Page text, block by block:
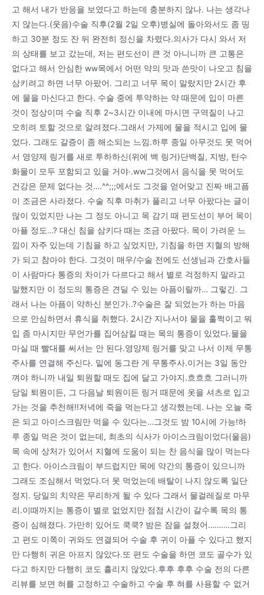
고 해서 내가 반응을 보였다고 하는데 충분하지 않나. 나는 생각나
지 않는다.(웃음)수술 직후(2월 2일 오후)병실에 돌아와서도 좀 띵
하고 30분 정도 잔 뒤 완전히 정신을 차렸다.의사가 다시 와서 저
의 상태를 보고 갔는데, 저는 편도선이 큰 것 아니니까 큰 고통은
없다고 해서 안심한 ww목에서 어떤 약의 맛과 쓴맛이 나오고 침을
삼키려고 하면 너무 아팠어. 그리고 너무 목이 말랐지만 2시간 후
에 물을 마신다고 한다. 수술 중에 투약하는 약 때문에 입이 마른
것이 정상이며 수술 직후 2~3시간 이내에 마시면 구역질이 나고
오히려 토할 것으로 알려졌다.그래서 가제에 물을 적시고 입에 물
었다. 그래도 갈증이 좀 해소되는 느낌.하루 종일 아무것도 못 먹어
서 영양제 링거를 새로 투하하신(위에 백 링거)단백질, 지방, 탄수
화물이 모두 포함되고 있을 거야·.ww그것에서 음식을 못 먹어도
건강은 문제 없다는 것….^^;;;에서도 그것을 얻어맞고 진짜 배고픔
이 조금은 사라졌다. 수술 직후 마취가 풀리고 너무 아팠다는 글이
많이 있었지만 나는 그 정도 아니고 목 감기 때 편도선이 부어 목이
아플 정도…? 대신 침을 삼키다 때는 조금 아팠다. 목이 가려운 느
낌이 자주 있는데 기침을 하고 싶었지만, 기침을 하면 지혈의 방해
가 되고 참아야 한다. 그것이 매우/수술 전에도 선생님과 간호사들
이 사람마다 통증의 차이가 다르다고 해서 별로 걱정하지 말라고
말했지만 이 정도의 통증은 견딜 수 있는 아픔이랄까… 그렇긴. 그
래서 나는 아픔이 약하신 분인가..?수술은 잘 되었는가 하는 마음
으로 안심하면서 휴식을 취했다. 2시간 지나서야 물을 훌쩍이고 뭐
입 좀 마시지만 무언가를 집어삼킬 때는 목의 통증이 있었다.물을
마실 때 빨대를 써서는 안 된다.영양제 링거를 맞고 나서 이제 무통
주사를 연결해 주신다. 밑에 동그란 게 무통주사.이거는 3일 동안
껴야 하니까 내일 퇴원할 때도 집에 달고 가야지.흐흐흐 그러니까
당일 퇴원이든, 그 다음날 퇴원이든 링거 때문에 옷을 셔츠로 입고
가는 것을 추천해!!저녁에 죽을 먹는다고 생각했는데. 나는 오늘 죽
은 되고 아이스크림만 먹을 수 있다는…그것도 밤 10시에 가능!하
루 종일 먹은 것이 없는데, 최초의 식사가 아이스크림이었다(울음)
목 속에 상처가 있어서 지혈에 도움이 되는 찬 음식을 많이 먹는다
고 한다. 아이스크림이 부드럽지만 목에 약간의 통증이 있으니까
그래도 조심해서 먹었다.더 못 먹었는데 배탈이 나지 않도록 일단
정지. 당일의 치약은 무리하게 될 수 있다 그래서 물걸레질로 마무
리.이때까지는 통증이 별로 없었지만 점점 시간이 갈수록 목의 통
증이 심해졌다. 가만히 있어도 쿡쿡? 밤은 잠을 설쳤어……….그리
고 편도 이쪽이 귀와도 연결되어 수술 후 귀이 아플 수 있다고 했지
만 다행히 귀은 아프지 않았다.또 편도 수술을 하면 코도 골수가 있
다고 하지만 다행히 코도 흘리지 않았다.후후 후후 수술 전의 다른
리뷰를 보면 혀를 고정하고 수술하고 수술 후 혀를 사용할 수 없거